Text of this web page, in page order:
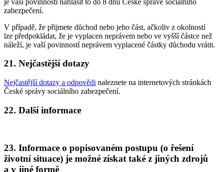
zabezpečení.
V případě, že přijmete důchod nebo jeho část, ačkoliv z okolností
lze předpokládat, že je vyplacen neprávem nebo ve vyšší částce než
náleží, je vaší povinností neprávem vyplacené částky důchodu vrátit.
21. Nejčastější dotazy
Nejčastější dotazy a odpovědi naleznete na internetových stránkách
České správy sociálního zabezpečení.
22. Další informace
23. Informace o popisovaném postupu (o řešení
životní situace) je možné získat také z jiných zdrojů
a v jiné formě